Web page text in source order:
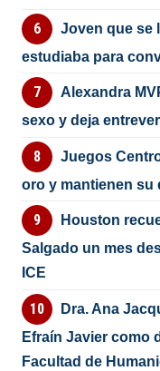
Joven que se
estudiaba para
Alexandra
sexo y deja
Juegos
oro y mantienen su
Houston
Salgado un mes
ICE
Dra. Ana
Efraín Javier como
Facultad de